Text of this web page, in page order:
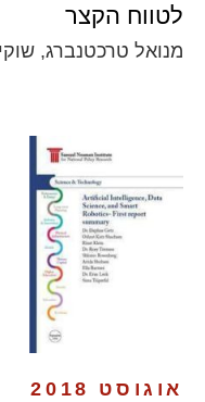
לטווח הקצר
מנואל טרכטנברג,
אוגוסט 2018